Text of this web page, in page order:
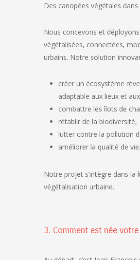
Des canopées végétales dans
Nous concevons et
végétalisées, connectées,
urbains. Notre solution
créer un écosystème
adaptable aux lieux et
combattre les îlots de
rétablir de la biodiversité,
lutter contre la pollution
améliorer la qualité de vie.
Notre projet s’intègre dans
végétalisation urbaine.
3. Comment est née votre